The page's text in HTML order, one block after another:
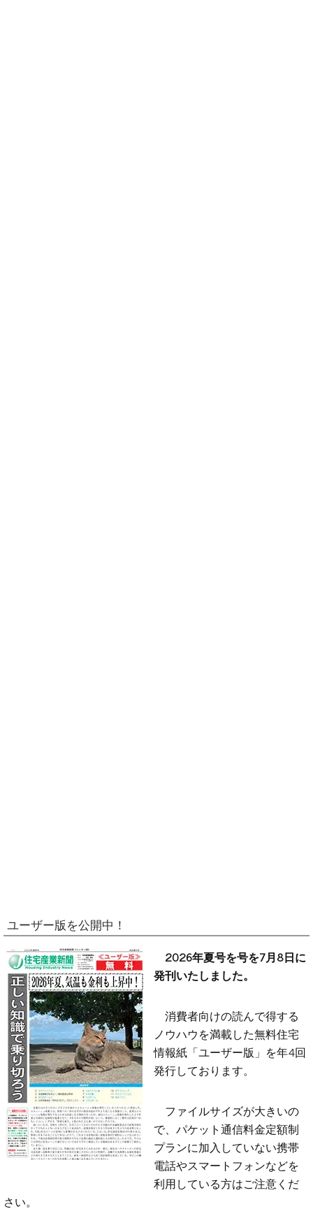
ユーザー版を公開中！
2026年夏号を号を7月8日に
発刊いたしました。
消費者向けの読んで得する
ノウハウを満載した無料住宅
情報紙「ユーザー版」を年4回
発行しております。
ファイルサイズが大きいの
で、パケット通信料金定額制
プランに加入していない携帯
電話やスマートフォンなどを
利用している方はご注意くだ
さい。